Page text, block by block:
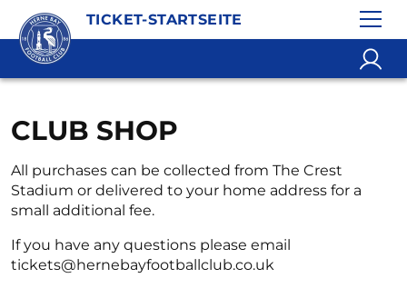
TICKET-STARTSEITE
CLUB SHOP
All purchases can be collected from The Crest
Stadium or delivered to your home address for a
small additional fee.
If you have any questions please email
tickets@hernebayfootballclub.co.uk